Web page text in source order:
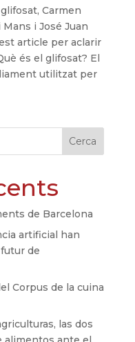
Carmen
i José Juan
article per aclarir
és el glifosat? El
utilitzat per
Cerca
de Barcelona
artificial han
de
Corpus de la cuina
las dos